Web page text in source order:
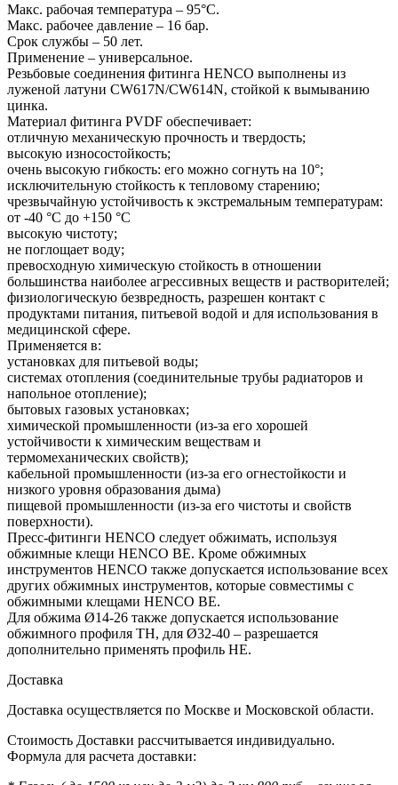
Макс. рабочая температура – 95°C.
Макс. рабочее давление – 16 бар.
Срок службы – 50 лет.
Применение – универсальное.
Резьбовые соединения фитинга HENCO выполнены из
луженой латуни CW617N/CW614N, стойкой к вымыванию
цинка.
Материал фитинга PVDF обеспечивает:
отличную механическую прочность и твердость;
высокую износостойкость;
очень высокую гибкость: его можно согнуть на 10°;
исключительную стойкость к тепловому старению;
чрезвычайную устойчивость к экстремальным температурам:
от -40 °C до +150 °C
высокую чистоту;
не поглощает воду;
превосходную химическую стойкость в отношении
большинства наиболее агрессивных веществ и растворителей;
физиологическую безвредность, разрешен контакт с
продуктами питания, питьевой водой и для использования в
медицинской сфере.
Применяется в:
установках для питьевой воды;
системах отопления (соединительные трубы радиаторов и
напольное отопление);
бытовых газовых установках;
химической промышленности (из-за его хорошей
устойчивости к химическим веществам и
термомеханических свойств);
кабельной промышленности (из-за его огнестойкости и
низкого уровня образования дыма)
пищевой промышленности (из-за его чистоты и свойств
поверхности).
Пресс-фитинги HENCO следует обжимать, используя
обжимные клещи HENCO BE. Кроме обжимных
инструментов HENCO также допускается использование всех
других обжимных инструментов, которые совместимы с
обжимными клещами HENCO BE.
Для обжима Ø14-26 также допускается использование
обжимного профиля TH, для Ø32-40 – разрешается
дополнительно применять профиль HE.
Доставка
Доставка осуществляется по Москве и Московской области.
Стоимость Доставки рассчитывается индивидуально.
Формула для расчета доставки: